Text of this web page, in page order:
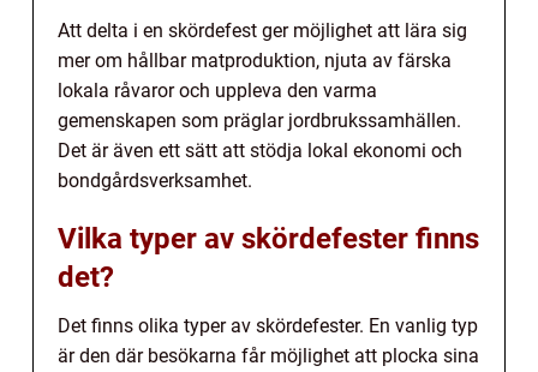
Att delta i en skördefest ger möjlighet att lära sig
mer om hållbar matproduktion, njuta av färska
lokala råvaror och uppleva den varma
gemenskapen som präglar jordbrukssamhällen.
Det är även ett sätt att stödja lokal ekonomi och
bondgårdsverksamhet.
Vilka typer av skördefester finns
det?
Det finns olika typer av skördefester. En vanlig typ
är den där besökarna får möjlighet att plocka sina